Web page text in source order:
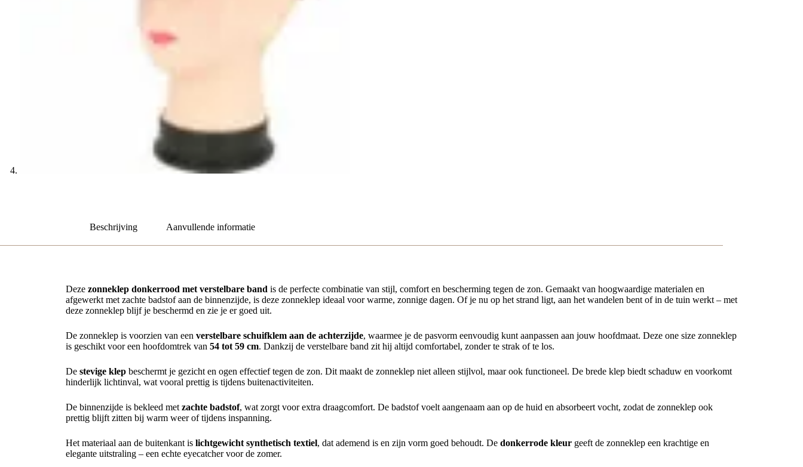
Beschrijving Aanvullende informatie
Deze zonneklep donkerrood met verstelbare band is de perfecte combinatie van stijl, comfort en bescherming tegen de zon. Gemaakt van hoogwaardige materialen en
afgewerkt met zachte badstof aan de binnenzijde, is deze zonneklep ideaal voor warme, zonnige dagen. Of je nu op het strand ligt, aan het wandelen bent of in de tuin werkt – met
deze zonneklep blijf je beschermd en zie je er goed uit.
De zonneklep is voorzien van een verstelbare schuifklem aan de achterzijde, waarmee je de pasvorm eenvoudig kunt aanpassen aan jouw hoofdmaat. Deze one size zonneklep
is geschikt voor een hoofdomtrek van 54 tot 59 cm. Dankzij de verstelbare band zit hij altijd comfortabel, zonder te strak of te los.
De stevige klep beschermt je gezicht en ogen effectief tegen de zon. Dit maakt de zonneklep niet alleen stijlvol, maar ook functioneel. De brede klep biedt schaduw en voorkomt
hinderlijk lichtinval, wat vooral prettig is tijdens buitenactiviteiten.
De binnenzijde is bekleed met zachte badstof, wat zorgt voor extra draagcomfort. De badstof voelt aangenaam aan op de huid en absorbeert vocht, zodat de zonneklep ook
prettig blijft zitten bij warm weer of tijdens inspanning.
Het materiaal aan de buitenkant is lichtgewicht synthetisch textiel, dat ademend is en zijn vorm goed behoudt. De donkerrode kleur geeft de zonneklep een krachtige en
elegante uitstraling – een echte eyecatcher voor de zomer.